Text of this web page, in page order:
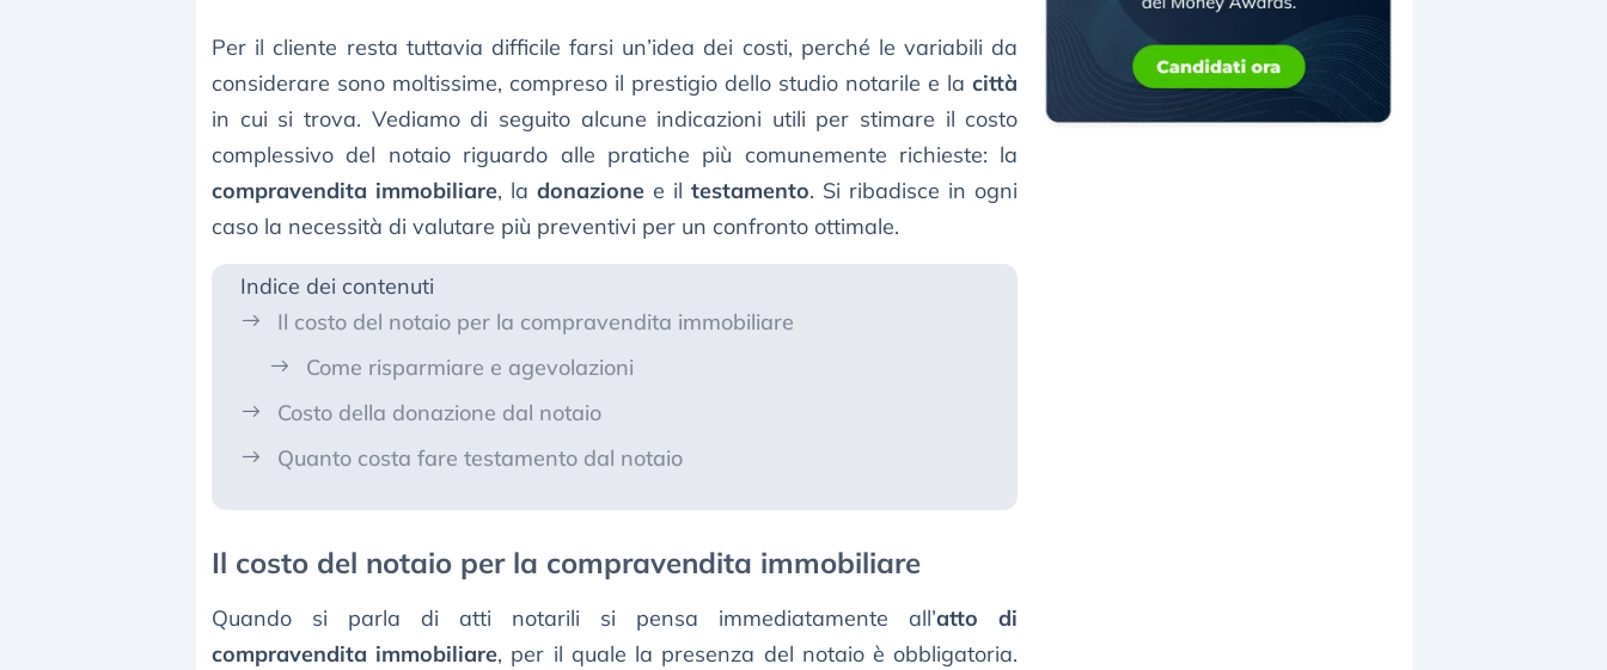
Per il cliente resta tuttavia difficile farsi un’idea dei costi, perché le variabili da
considerare sono moltissime, compreso il prestigio dello studio notarile e lacittà
in cui si trova. Vediamo di seguito alcune indicazioni utili per stimare il costo
complessivo del notaio riguardo alle pratiche più comunemente richieste: la
compravendita immobiliare, ladonazione e iltestamento. Si ribadisce in ogni
caso la necessità di valutare più preventivi per un confronto ottimale.
Indice dei contenuti
Il costo del notaio per la compravendita immobiliare
Come risparmiare e agevolazioni
Costo della donazione dal notaio
Quanto costa fare testamento dal notaio
Il costo del notaio per la compravendita immobiliare
Quando si parla di atti notarili si pensa immediatamente all’atto di
compravendita immobiliare, per il quale la presenza del notaio è obbligatoria.